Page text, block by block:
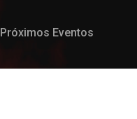
Próximos Eventos